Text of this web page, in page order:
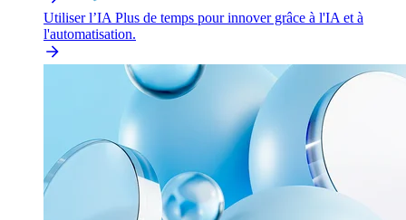
Utiliser l’IA Plus de temps pour innover grâce à l'IA et à
l'automatisation.